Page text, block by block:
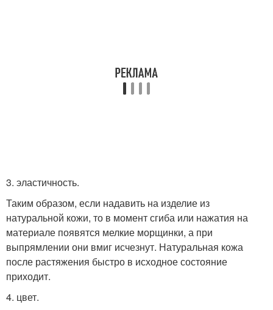
3. эластичность.
Таким образом, если надавить на изделие из
натуральной кожи, то в момент сгиба или нажатия на
материале появятся мелкие морщинки, а при
выпрямлении они вмиг исчезнут. Натуральная кожа
после растяжения быстро в исходное состояние
приходит.
4. цвет.